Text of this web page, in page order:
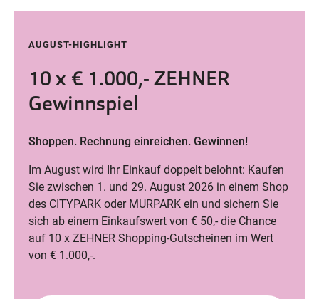
AUGUST-HIGHLIGHT
10 x € 1.000,- ZEHNER
Gewinnspiel
Shoppen. Rechnung einreichen. Gewinnen!
Im August wird Ihr Einkauf doppelt belohnt: Kaufen
Sie zwischen 1. und 29. August 2026 in einem Shop
des CITYPARK oder MURPARK ein und sichern Sie
sich ab einem Einkaufswert von € 50,- die Chance
auf 10 x ZEHNER Shopping-Gutscheinen im Wert
von € 1.000,-.